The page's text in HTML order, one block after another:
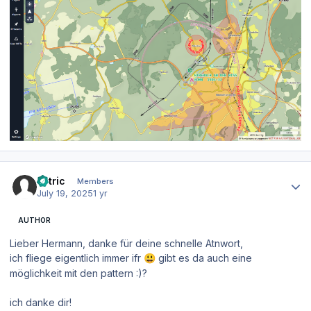
kotric Members
July 19, 20251 yr
AUTHOR
Lieber Hermann, danke für deine schnelle Atnwort,
ich fliege eigentlich immer ifr 😃 gibt es da auch eine
möglichkeit mit den pattern :)?
ich danke dir!